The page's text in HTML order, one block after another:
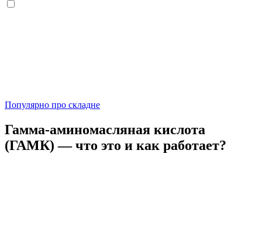
Популярно про складне
Гамма-аминомасляная кислота
(ГАМК) — что это и как работает?